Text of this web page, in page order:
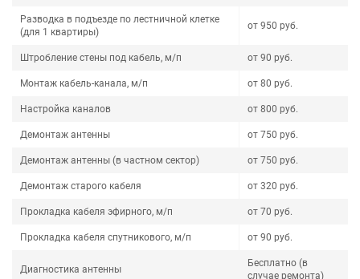
Разводка в подъезде по лестничной клетке
(для 1 квартиры)
от 950 руб.
Штробление стены под кабель, м/п от 90 руб.
Монтаж кабель-канала, м/п от 80 руб.
Настройка каналов от 800 руб.
Демонтаж антенны от 750 руб.
Демонтаж антенны (в частном сектор) от 750 руб.
Демонтаж старого кабеля от 320 руб.
Прокладка кабеля эфирного, м/п от 70 руб.
Прокладка кабеля спутникового, м/п от 90 руб.
Диагностика антенны
Бесплатно (в
случае ремонта)